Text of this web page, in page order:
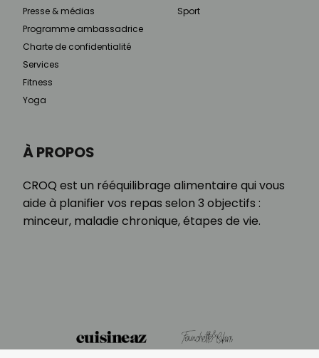
À PROPOS
CROQ est un rééquilibrage alimentaire qui vous
aide à planifier vos repas selon 3 objectifs :
minceur, maladie chronique, étapes de vie.
Presse & médias
Programme ambassadrice
Charte de confidentialité
Services
Fitness
Yoga
Sport